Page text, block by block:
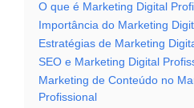
O que é Marketing Digital
Importância do Marketing
Estratégias de Marketing
SEO e Marketing Digital
Marketing de Conteúdo no
Profissional